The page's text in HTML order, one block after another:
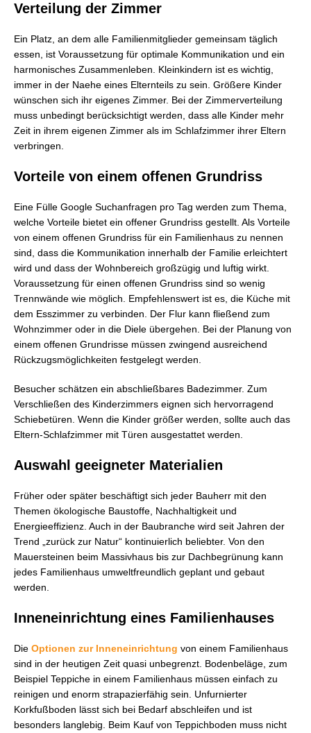
Verteilung der Zimmer
Ein Platz, an dem alle Familienmitglieder gemeinsam täglich
essen, ist Voraussetzung für optimale Kommunikation und ein
harmonisches Zusammenleben. Kleinkindern ist es wichtig,
immer in der Naehe eines Elternteils zu sein. Größere Kinder
wünschen sich ihr eigenes Zimmer. Bei der Zimmerverteilung
muss unbedingt berücksichtigt werden, dass alle Kinder mehr
Zeit in ihrem eigenen Zimmer als im Schlafzimmer ihrer Eltern
verbringen.
Vorteile von einem offenen Grundriss
Eine Fülle Google Suchanfragen pro Tag werden zum Thema,
welche Vorteile bietet ein offener Grundriss gestellt. Als Vorteile
von einem offenen Grundriss für ein Familienhaus zu nennen
sind, dass die Kommunikation innerhalb der Familie erleichtert
wird und dass der Wohnbereich großzügig und luftig wirkt.
Voraussetzung für einen offenen Grundriss sind so wenig
Trennwände wie möglich. Empfehlenswert ist es, die Küche mit
dem Esszimmer zu verbinden. Der Flur kann fließend zum
Wohnzimmer oder in die Diele übergehen. Bei der Planung von
einem offenen Grundrisse müssen zwingend ausreichend
Rückzugsmöglichkeiten festgelegt werden.
Besucher schätzen ein abschließbares Badezimmer. Zum
Verschließen des Kinderzimmers eignen sich hervorragend
Schiebetüren. Wenn die Kinder größer werden, sollte auch das
Eltern-Schlafzimmer mit Türen ausgestattet werden.
Auswahl geeigneter Materialien
Früher oder später beschäftigt sich jeder Bauherr mit den
Themen ökologische Baustoffe, Nachhaltigkeit und
Energieeffizienz. Auch in der Baubranche wird seit Jahren der
Trend „zurück zur Natur“ kontinuierlich beliebter. Von den
Mauersteinen beim Massivhaus bis zur Dachbegrünung kann
jedes Familienhaus umweltfreundlich geplant und gebaut
werden.
Inneneinrichtung eines Familienhauses
Die Optionen zur Inneneinrichtung von einem Familienhaus
sind in der heutigen Zeit quasi unbegrenzt. Bodenbeläge, zum
Beispiel Teppiche in einem Familienhaus müssen einfach zu
reinigen und enorm strapazierfähig sein. Unfurnierter
Korkfußboden lässt sich bei Bedarf abschleifen und ist
besonders langlebig. Beim Kauf von Teppichboden muss nicht